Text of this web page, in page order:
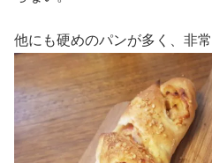
他にも硬めのパンが多く、非